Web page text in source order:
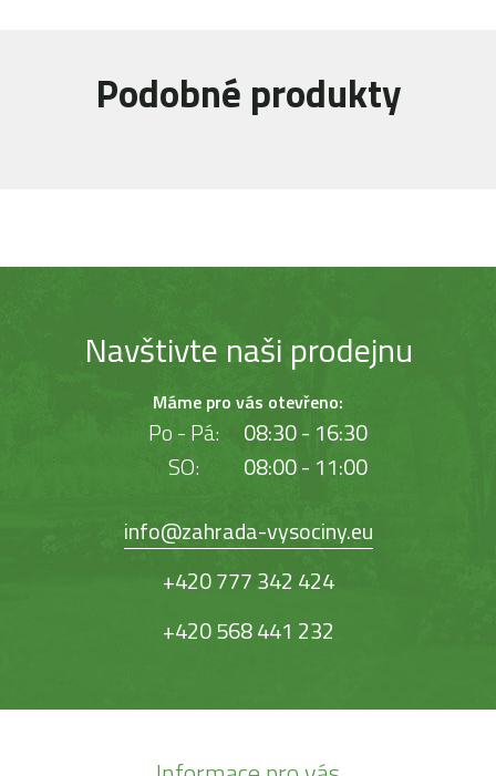
Podobné produkty
Navštivte naši prodejnu
Máme pro vás otevřeno:
Po - Pá:
08:30 - 16:30
SO:
08:00 - 11:00
info@zahrada-vysociny.eu
+420 777 342 424
+420 568 441 232